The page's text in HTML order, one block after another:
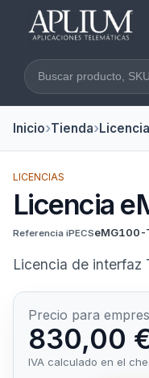
Buscar en la web
Inicio Tienda
LICENCIAS
Licencia
Referencia iPECSeMG100-
Licencia de interfaz
Precio para
830,00
IVA calculado en el